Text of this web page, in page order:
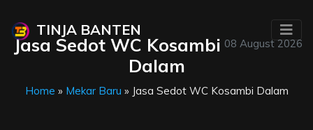
TINJA BANTEN
08 August 2026
Jasa Sedot WC Kosambi
Dalam
Home » Mekar Baru » Jasa Sedot WC Kosambi Dalam